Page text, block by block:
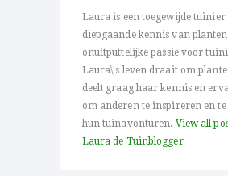
Laura is een toegewijde tuinier
diepgaande kennis van planten
onuitputtelijke passie voor
Laura\'s leven draait om
deelt graag haar kennis en
om anderen te inspireren en te
hun tuinavonturen. View all
Laura de Tuinblogger